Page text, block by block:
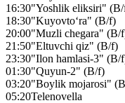
16:30"Yoshlik eliksiri"
18:30"Kuyovto‘ra" (B/f)
20:00"Muzli chegara" (B/
21:50"Eltuvchi qiz" (B/f)
23:30"Ilon hamlasi-3" (B/
01:30"Quyun-2" (B/f)
03:20"Boylik mojarosi"
05:20Telenovella